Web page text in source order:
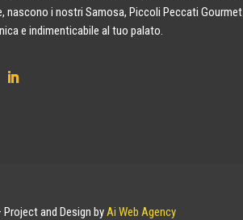
nascono i nostri Samosa, Piccoli Peccati Gourmet
e indimenticabile al tuo palato.
and Design by Ai Web Agency